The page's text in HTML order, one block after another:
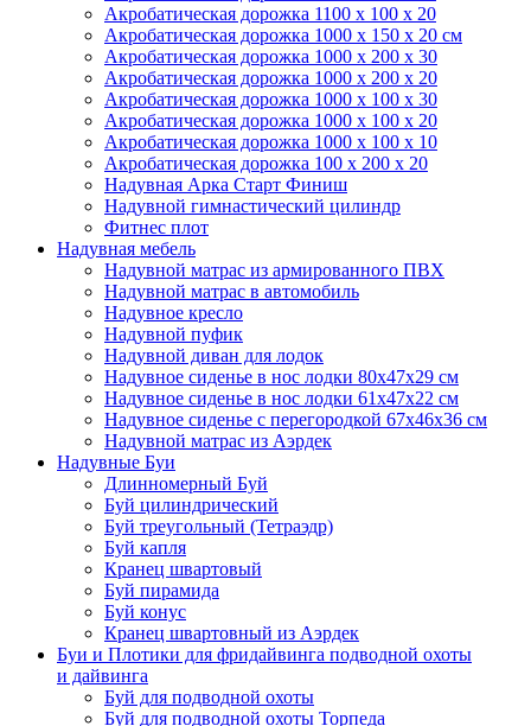
Акробатическая дорожка 1100 x 100 x 20
Акробатическая дорожка 1000 x 150 x 20 см
Акробатическая дорожка 1000 x 200 x 30
Акробатическая дорожка 1000 x 200 x 20
Акробатическая дорожка 1000 x 100 x 30
Акробатическая дорожка 1000 x 100 x 20
Акробатическая дорожка 1000 x 100 x 10
Акробатическая дорожка 100 x 200 x 20
Надувная Арка Старт Финиш
Надувной гимнастический цилиндр
Фитнес плот
Надувная мебель
Надувной матрас из армированного ПВХ
Надувной матрас в автомобиль
Надувное кресло
Надувной пуфик
Надувной диван для лодок
Надувное сиденье в нос лодки 80х47х29 см
Надувное сиденье в нос лодки 61х47х22 см
Надувное сиденье с перегородкой 67х46х36 см
Надувной матрас из Аэрдек
Надувные Буи
Длинномерный Буй
Буй цилиндрический
Буй треугольный (Тетраэдр)
Буй капля
Кранец швартовый
Буй пирамида
Буй конус
Кранец швартовный из Аэрдек
Буи и Плотики для фридайвинга подводной охоты
и дайвинга
Буй для подводной охоты
Буй для подводной охоты Торпеда